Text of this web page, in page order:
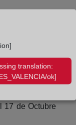
en
Muebles de
17 de Octubre
translation:
ok]